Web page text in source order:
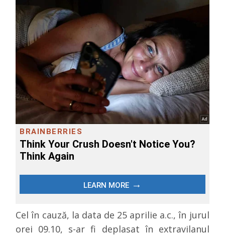
Cel în cauză, la data de 25 aprilie a.c., în jurul
orei 09.10, s-ar fi deplasat în extravilanul